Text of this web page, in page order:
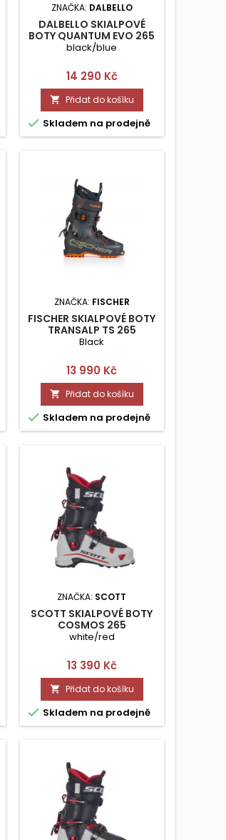
ZNAČKA: DALBELLO
DALBELLO SKIALPOVÉ
BOTY QUANTUM EVO 265
black/blue
Cena
14 290 Kč
 Přidat do košíku
 Skladem na prodejně
ZNAČKA: FISCHER
FISCHER SKIALPOVÉ BOTY
TRANSALP TS 265
Black
Cena
13 990 Kč
 Přidat do košíku
 Skladem na prodejně
ZNAČKA: SCOTT
SCOTT SKIALPOVÉ BOTY
COSMOS 265
white/red
Cena
13 390 Kč
 Přidat do košíku
 Skladem na prodejně